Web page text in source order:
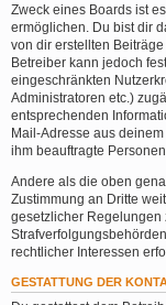
Zweck eines Boards ist
ermöglichen. Du bist dir
von dir erstellten
Betreiber kann jedoch
eingeschränkten
Administratoren etc.)
entsprechenden
Mail-Adresse aus
ihm beauftragte
Andere als die oben
Zustimmung an Dritte
gesetzlicher Regelungen
rechtlicher Interessen
GESTATTUNG DER